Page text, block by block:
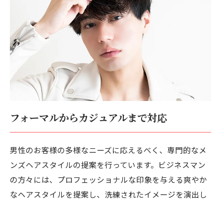
フォーマルからカジュアルまで対応
男性のお客様の多様なニーズに応えるべく、専門的なメ
ンズヘアスタイルの提案を行っています。ビジネスマン
の方々には、プロフェッショナルな印象を与える爽やか
なヘアスタイルを提案し、洗練されたイメージを演出し